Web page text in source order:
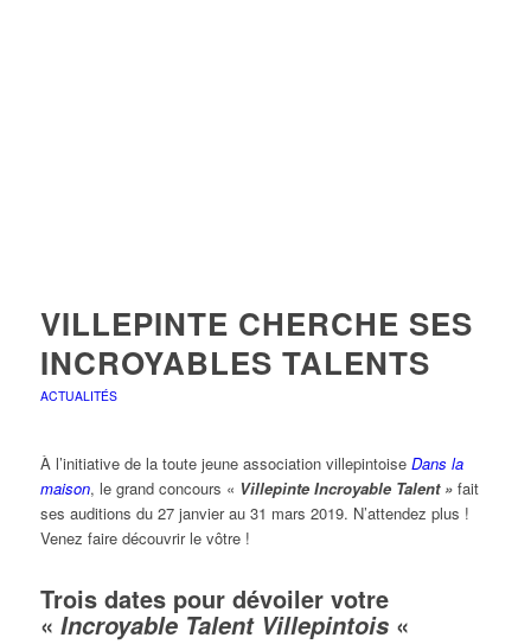
VILLEPINTE CHERCHE SES
INCROYABLES TALENTS
ACTUALITÉS
À l’initiative de la toute jeune association villepintoise Dans la
maison, le grand concours « Villepinte Incroyable Talent » fait
ses auditions du 27 janvier au 31 mars 2019. N’attendez plus !
Venez faire découvrir le vôtre !
Trois dates pour dévoiler votre
« Incroyable Talent Villepintois «